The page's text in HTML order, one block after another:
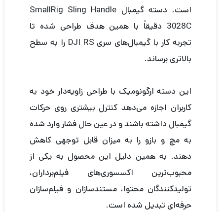
است. دسته گیمبال SmallRig Sling Handle
3028C دقیقاً با همین هدف طراحی شده تا
تجربه کار با گیمبال‌های سری DJI RS را به سطح
بالاتری برساند.
این دسته ارگونومیک با طراحی زاویه‌دار خود به
کاربران اجازه می‌دهد کنترل بیشتری روی حرکات
گیمبال داشته باشند و در عین حال فشار وارد شده
به مچ و بازو را به میزان قابل توجهی کاهش
دهند. به همین دلیل این محصول به یکی از
محبوب‌ترین اکسسوری‌های فیلم‌برداران،
تولیدکنندگان محتوا، مستندسازان و فیلم‌سازان
حرفه‌ای تبدیل شده است.